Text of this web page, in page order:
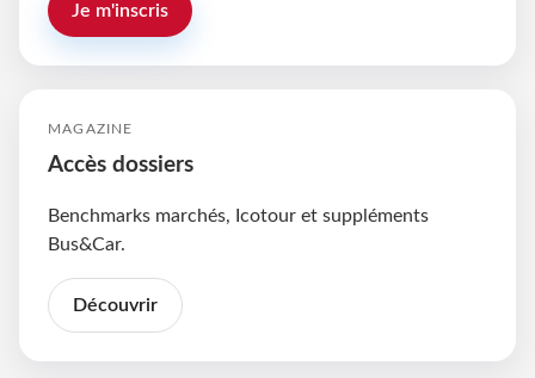
Je m'inscris
MAGAZINE
Accès dossiers
Benchmarks marchés, Icotour et suppléments
Bus&Car.
Découvrir